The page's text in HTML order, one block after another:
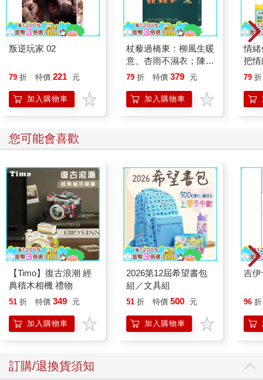
叛逆玩家 02
79 折 特價 221 元
加入購物車
杖藜過橋東：柳風生暖
意、杏雨不濕衣；陳亮
恭談以心轉境的適齡漫
79 折 特價 379 元
加入購物車
情
把
誰
79 折
您可能會喜歡
【Timo】復古浪潮 經
典積木相機 禮物
51 折 特價 349 元
加入購物車
2026第12屆希望書包
組／文具組
51 折 特價 500 元
加入購物車
吉
96 折
訂購/退換貨須知